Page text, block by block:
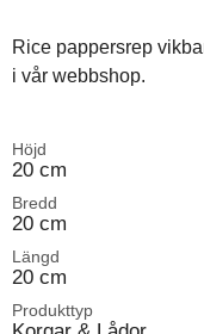
Rice pappersrep
i vår webbshop.
Höjd
20 cm
Bredd
20 cm
Längd
20 cm
Produkttyp